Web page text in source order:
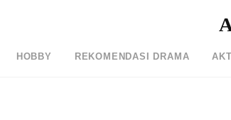
HOBBY REKOMENDASI DRAMA